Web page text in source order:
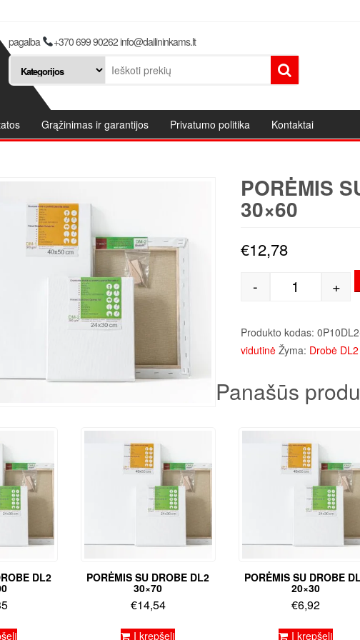
pagalba +370 699 90262 info@dailininkams.lt
Grąžinimas ir garantijos Privatumo politika Kontaktai
PORĖMIS
30×60
€12,78
produkto
- +
Produkto kodas:
vidutinė Žyma: Drobė
Panašūs
DL2 PORĖMIS SU DROBE DL2
30×70
€14,54
Į krepšelį
PORĖMIS SU DROBE
20×30
€6,92
Į krepšelį